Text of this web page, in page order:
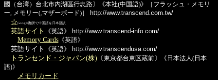
國（台湾）台北市內湖區行忠路〕《本社(中国語)》［フラッシュ・メモリ
ー, メモリー(,マザーボード)］
http://www.transcend.com.tw/
☆Google翻訳で中国語を日本語訳
英語サイト 《英語》 http://www.transcend-info.com/
Memory Cards 《英語》
英語サイト 《英語》 http://www.transcendusa.com/
トランセンド・ジャパン(株) 〔東京都台東区蔵前〕《日本法人(日本
語)》
メモリカード